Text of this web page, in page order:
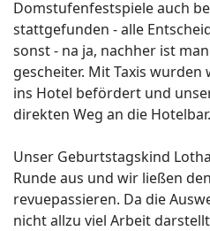
Domstufenfestspiele auch
stattgefunden - alle
sonst - na ja, nachher ist
gescheiter. Mit Taxis
ins Hotel befördert und
direkten Weg an die Hotelbar.
Unser Geburtstagskind
Runde aus und wir ließen
revuepassieren. Da die
nicht allzu viel Arbeit